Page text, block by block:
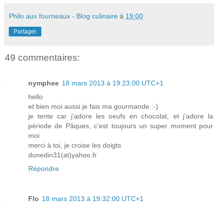
Philo aux fourneaux - Blog culinaire à 19:00
Partager
49 commentaires:
nymphee 18 mars 2013 à 19:23:00 UTC+1
hello
et bien moi aussi je fais ma gourmande :-)
je tente car j’adore les oeufs en chocolat, et j’adore la
période de Pâques, c’est toujours un super moment pour
moi
merci à toi, je croise les doigts
dunedin31(at)yahoo.fr
Répondre
Flo 18 mars 2013 à 19:32:00 UTC+1